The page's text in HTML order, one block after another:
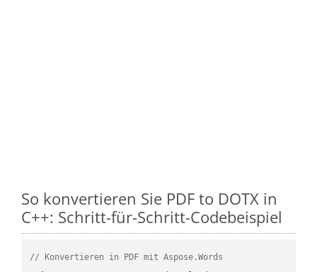
So konvertieren Sie PDF to DOTX in
C++: Schritt-für-Schritt-Codebeispiel
// Konvertieren in PDF mit Aspose.Words